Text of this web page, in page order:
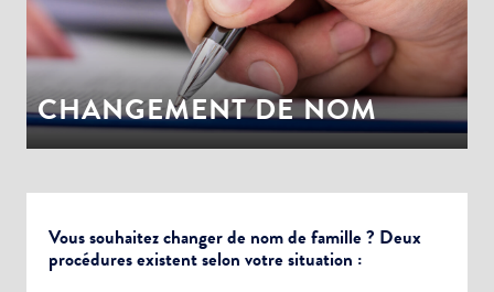
CHANGEMENT DE NOM
Vous souhaitez changer de nom de famille ? Deux
procédures existent selon votre situation :